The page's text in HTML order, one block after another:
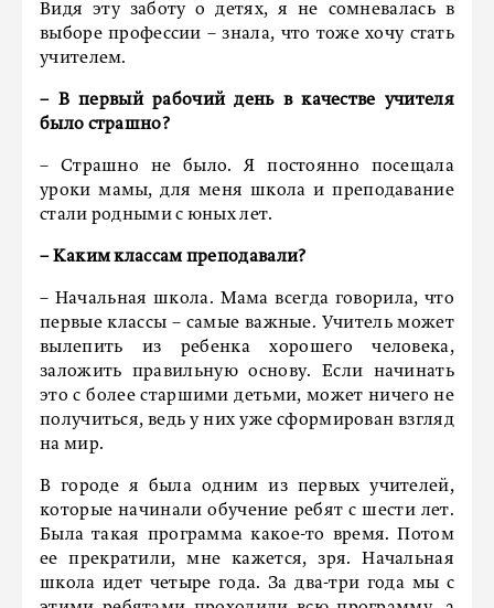
Видя эту заботу о детях, я не сомневалась в
выборе профессии – знала, что тоже хочу стать
учителем.
– В первый рабочий день в качестве учителя
было страшно?
– Страшно не было. Я постоянно посещала
уроки мамы, для меня школа и преподавание
стали родными с юных лет.
– Каким классам преподавали?
– Начальная школа. Мама всегда говорила, что
первые классы – самые важные. Учитель может
вылепить из ребенка хорошего человека,
заложить правильную основу. Если начинать
это с более старшими детьми, может ничего не
получиться, ведь у них уже сформирован взгляд
на мир.
В городе я была одним из первых учителей,
которые начинали обучение ребят с шести лет.
Была такая программа какое-то время. Потом
ее прекратили, мне кажется, зря. Начальная
школа идет четыре года. За два-три года мы с